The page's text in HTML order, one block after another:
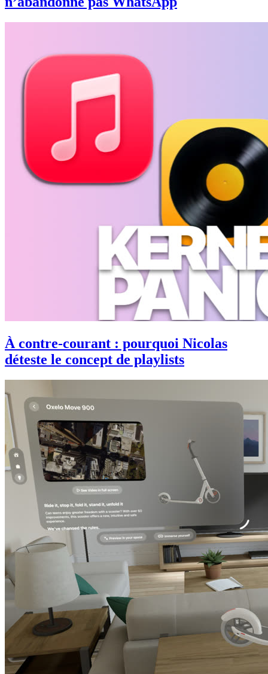
À contre-courant : pourquoi Nicolas
déteste le concept de playlists